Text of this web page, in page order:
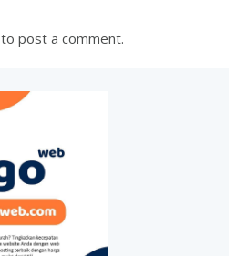
to post a comment.